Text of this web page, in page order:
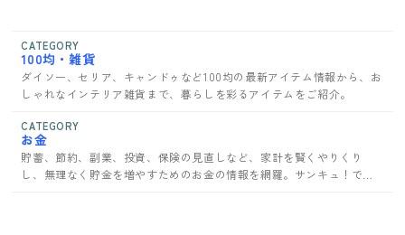
CATEGORY
100均・雑貨
ダイソー、セリア、キャンドゥなど100均の最新アイテム情報から、お
しゃれなインテリア雑貨まで、暮らしを彩るアイテムをご紹介。
CATEGORY
お金
貯蓄、節約、副業、投資、保険の見直しなど、家計を賢くやりくり
し、無理なく貯金を増やすためのお金の情報を網羅。サンキュ！で家